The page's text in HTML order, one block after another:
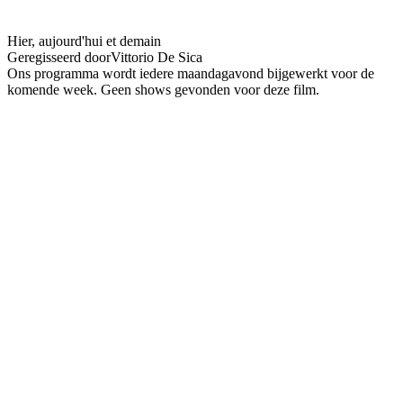
Hier, aujourd'hui et demain
Geregisseerd doorVittorio De Sica
Ons programma wordt iedere maandagavond bijgewerkt voor de
komende week. Geen shows gevonden voor deze film.